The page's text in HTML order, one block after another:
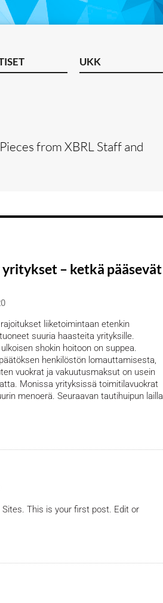
UKK
from XBRL Staff and
– ketkä pääsevät
liiketoimintaan etenkin
suuria haasteita yrityksille.
shokin hoitoon on suppea.
henkilöstön lomauttamisesta,
vuokrat ja vakuutusmaksut on usein
Monissa yrityksissä toimitilavuokrat
menoerä. Seuraavan tautihuipun lailla
This is your first post. Edit or